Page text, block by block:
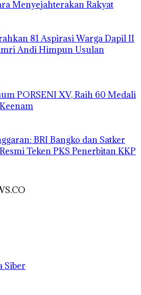
Menyejahterakan Rakyat
81 Aspirasi Warga Dapil II
Andi Himpun Usulan
PORSENI XV, Raih 60 Medali
BRI Bangko dan Satker
Teken PKS Penerbitan KKP
Siber